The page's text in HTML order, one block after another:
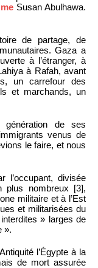
Susan Abulhawa.
de partage, de
Gaza a
à l’étranger, à
à Rafah, avant
un carrefour des
et marchands, un
de ses
venus de
le faire, et nous
l’occupant, divisée
plus nombreux [3],
militaire et à l’Est
et militarisées du
» larges de
».
l’Égypte à la
de mort assurée